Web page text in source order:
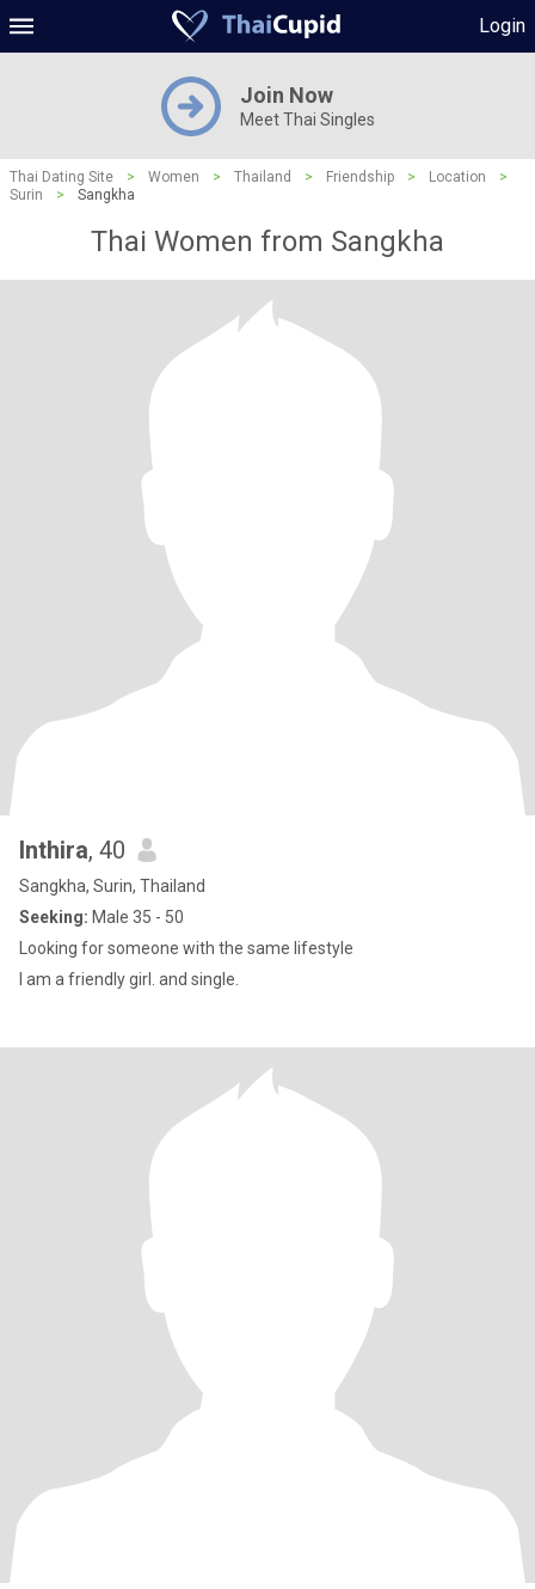
Login
Join Now
Meet Thai Singles
Thai Dating Site > Women > Thailand > Friendship > Location
>
Surin
> Sangkha
Thai Women from Sangkha
Inthira, 40
Sangkha, Surin, Thailand
Seeking: Male 35 - 50
Looking for someone with the same lifestyle
I am a friendly girl. and single.